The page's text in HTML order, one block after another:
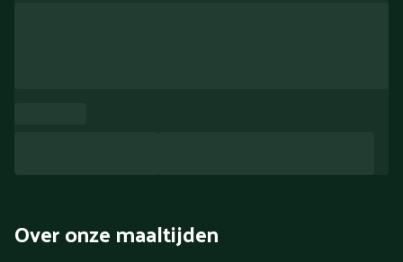
Over onze maaltijden